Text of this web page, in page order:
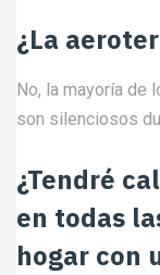
¿La
No, la mayoría de
son silenciosos
¿Tendré
en todas
hogar con